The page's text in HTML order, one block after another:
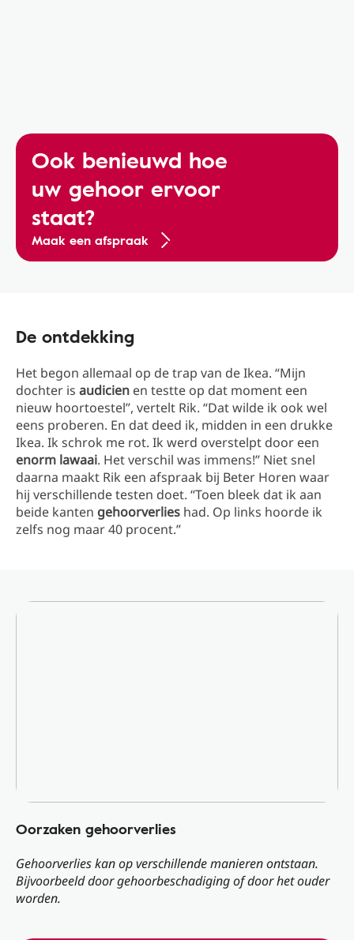
Ook benieuwd hoe
uw gehoor ervoor
staat?
Maak een afspraak
De ontdekking
Het begon allemaal op de trap van de Ikea. “Mijn
dochter is audicien en testte op dat moment een
nieuw hoortoestel”, vertelt Rik. “Dat wilde ik ook wel
eens proberen. En dat deed ik, midden in een drukke
Ikea. Ik schrok me rot. Ik werd overstelpt door een
enorm lawaai. Het verschil was immens!” Niet snel
daarna maakt Rik een afspraak bij Beter Horen waar
hij verschillende testen doet. “Toen bleek dat ik aan
beide kanten gehoorverlies had. Op links hoorde ik
zelfs nog maar 40 procent.”
Oorzaken gehoorverlies
Gehoorverlies kan op verschillende manieren ontstaan.
Bijvoorbeeld door gehoorbeschadiging of door het ouder
worden.